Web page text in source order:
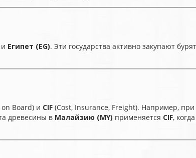
и Египет (EG). Эти государства активно закупают
on Board) и CIF (Cost, Insurance, Freight). Например, при
древесины в Малайзию (MY) применяется CIF,